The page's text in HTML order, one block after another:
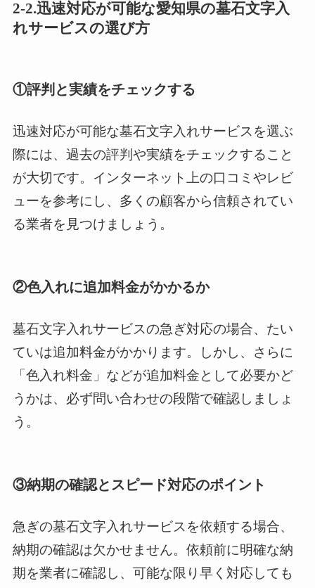
2-2.迅速対応が可能な愛知県の墓石文字入
れサービスの選び方
①評判と実績をチェックする
迅速対応が可能な墓石文字入れサービスを選ぶ
際には、過去の評判や実績をチェックすること
が大切です。インターネット上の口コミやレビ
ューを参考にし、多くの顧客から信頼されてい
る業者を見つけましょう。
②色入れに追加料金がかかるか
墓石文字入れサービスの急ぎ対応の場合、たい
ていは追加料金がかかります。しかし、さらに
「色入れ料金」などが追加料金として必要かど
うかは、必ず問い合わせの段階で確認しましょ
う。
③納期の確認とスピード対応のポイント
急ぎの墓石文字入れサービスを依頼する場合、
納期の確認は欠かせません。依頼前に明確な納
期を業者に確認し、可能な限り早く対応しても